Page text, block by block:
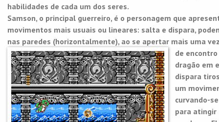
habilidades de cada um dos seres.
Samson, o principal guerreiro, é o personagem que
movimentos mais usuais ou lineares: salta e dispara,
nas paredes (horizontalmente), ao se apertar mais uma
de
dragão em
dispara
um
curvando-
para atingir